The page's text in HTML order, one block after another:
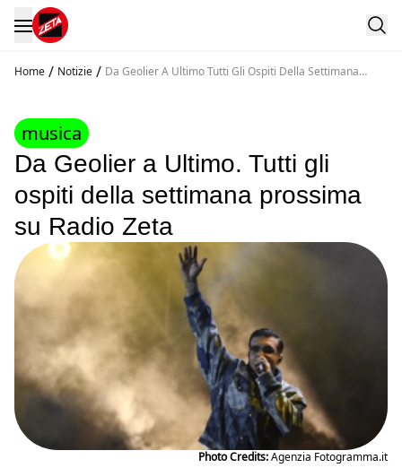
Home / Notizie / Da Geolier A Ultimo Tutti Gli Ospiti Della Settimana
musica
Da Geolier a Ultimo. Tutti gli
ospiti della settimana prossima
su Radio Zeta
Photo Credits:Agenzia Fotogramma.it